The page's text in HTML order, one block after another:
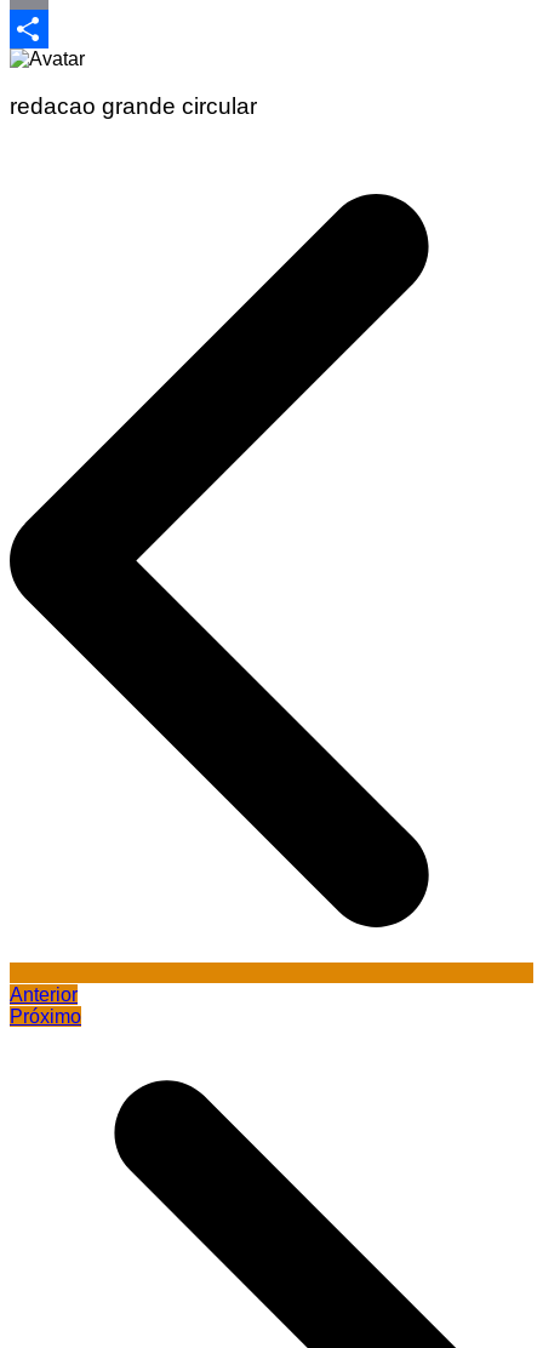
Email
Share
redacao grande circular
Anterior
Próximo